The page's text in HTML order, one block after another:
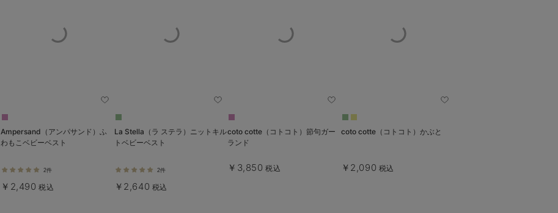
Ampersand（アンパサンド）ふ
わもこベビーベスト
2件
￥2,490 税込
La Stella（ラ ステラ）ニットキル
トベビーベスト
2件
￥2,640 税込
coto cotte（コトコト）節句ガー
ランド
￥3,850 税込
coto cotte（コトコト）かぶと
￥2,090 税込